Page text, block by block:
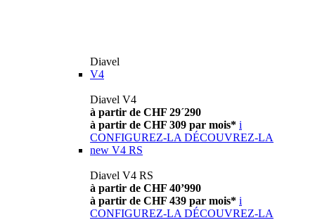
Diavel
V4
Diavel V4
à partir de CHF 29´290
à partir de CHF 309 par mois* i
CONFIGUREZ-LA DÉCOUVREZ-LA
new V4 RS
Diavel V4 RS
à partir de CHF 40’990
à partir de CHF 439 par mois* i
CONFIGUREZ-LA DÉCOUVREZ-LA